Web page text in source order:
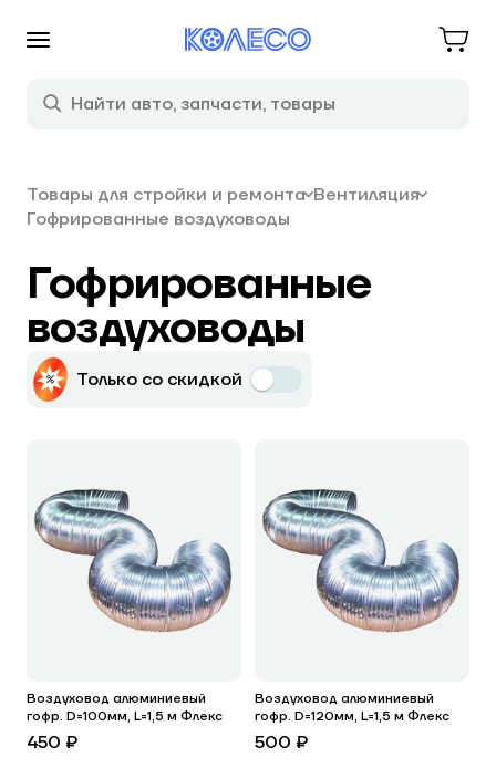
Товары для стройки и ремонта Вентиляция
Гофрированные воздуховоды
Гофрированные
воздуховоды
Только со скидкой
Воздуховод алюминиевый
гофр. D=100мм, L=1,5 м Флекс
450 ₽
Воздуховод алюминиевый
гофр. D=120мм, L=1,5 м Флекс
500 ₽